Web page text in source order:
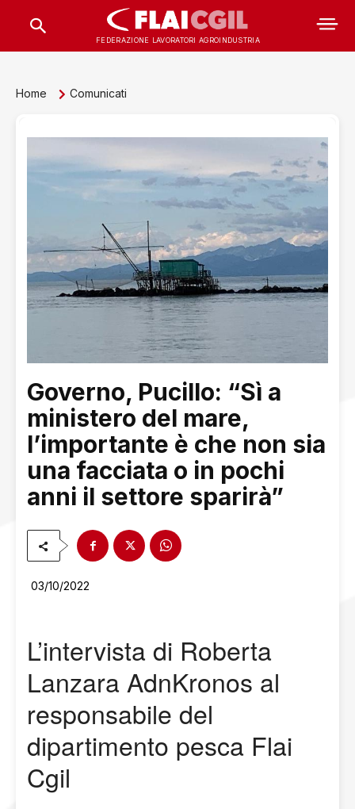
FEDERAZIONE LAVORATORI AGROINDUSTRIA
Home Comunicati
Governo, Pucillo: “Sì a
ministero del mare,
l’importante è che non sia
una facciata o in pochi
anni il settore sparirà”
03/10/2022
L’intervista di Roberta
Lanzara AdnKronos al
responsabile del
dipartimento pesca Flai
Cgil